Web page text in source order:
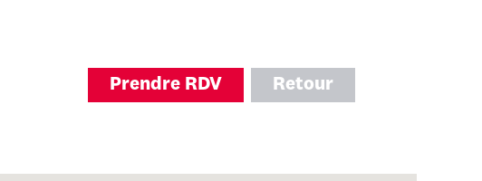
Prendre RDV Retour